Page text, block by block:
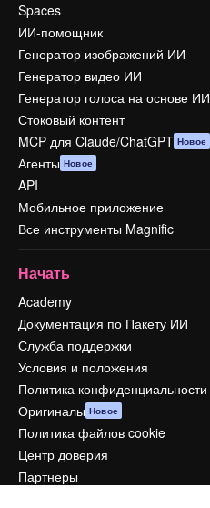
Spaces
ИИ-помощник
Генератор изображений ИИ
Генератор видео ИИ
Генератор голоса на основе ИИ
Стоковый контент
MCP для Claude/ChatGPT Новое
Агенты Новое
API
Мобильное приложение
Все инструменты Magnific
Начать
Academy
Документация по Пакету ИИ
Служба поддержки
Условия и положения
Политика конфиденциальности
Оригиналы Новое
Политика файлов cookie
Центр доверия
Партнеры